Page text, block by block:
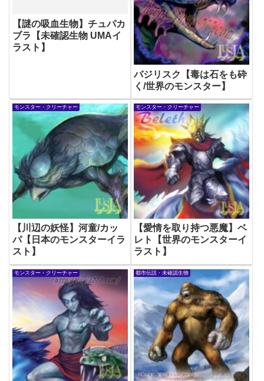
【謎の吸血生物】チュパカ
ブラ【未確認生物 UMAイ
ラスト】
バジリスク【毒は石をも砕
く/世界のモンスター】
モンスター・クリーチャー
【川辺の妖怪】河童/カッ
パ【日本のモンスターイラ
スト】
モンスター・クリーチャー
【愛情を取り持つ悪魔】ベ
レト【世界のモンスターイ
ラスト】
モンスター・クリーチャー 都市伝説・未確認生物